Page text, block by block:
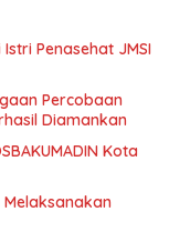
Penasehat JMSI
Percobaan
Diamankan
Kota